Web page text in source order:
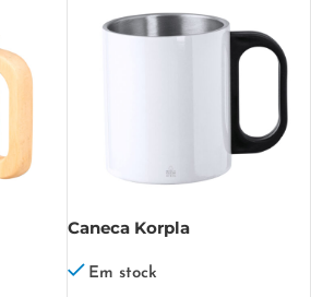
Caneca Korpla
Em stock